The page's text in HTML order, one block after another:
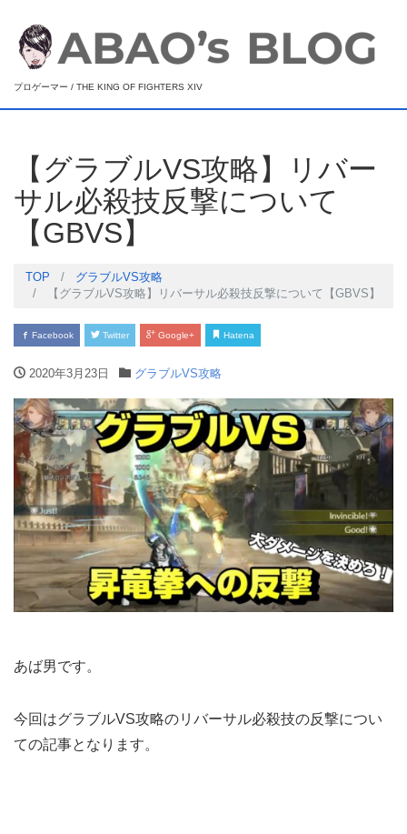
プロゲーマー / THE KING OF FIGHTERS XIV
【グラブルVS攻略】リバー
サル必殺技反撃について
【GBVS】
TOP
グラブルVS攻略
【グラブルVS攻略】リバーサル必殺技反撃について【GBVS】
Facebook Twitter Google+ Hatena
2020年3月23日 グラブルVS攻略
あば男です。
今回はグラブルVS攻略のリバーサル必殺技の反撃につい
ての記事となります。